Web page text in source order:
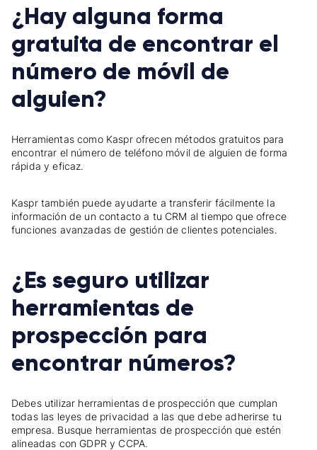
¿Hay alguna forma
gratuita de encontrar el
número de móvil de
alguien?
Herramientas como Kaspr ofrecen métodos gratuitos para
encontrar el número de teléfono móvil de alguien de forma
rápida y eficaz.
Kaspr también puede ayudarte a transferir fácilmente la
información de un contacto a tu CRM al tiempo que ofrece
funciones avanzadas de gestión de clientes potenciales.
¿Es seguro utilizar
herramientas de
prospección para
encontrar números?
Debes utilizar herramientas de prospección que cumplan
todas las leyes de privacidad a las que debe adherirse tu
empresa. Busque herramientas de prospección que estén
alineadas con GDPR y CCPA.